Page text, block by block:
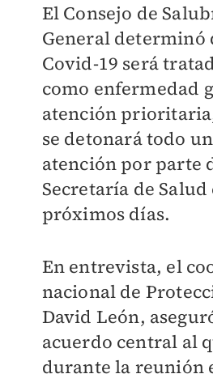
El Consejo de
General determinó
Covid-19 será
como enfermedad
atención
se detonará todo
atención por parte
Secretaría de Salud
próximos días.
En entrevista, el
nacional de
David León,
acuerdo central al
durante la reunión